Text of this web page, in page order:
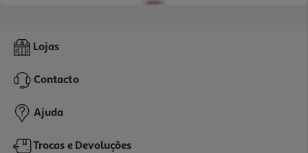
Gel Cosmia Íntimo Calmante Água Hamamelis 200ml
1,49 €
Lojas
Contacto
Ajuda
Trocas e Devoluções